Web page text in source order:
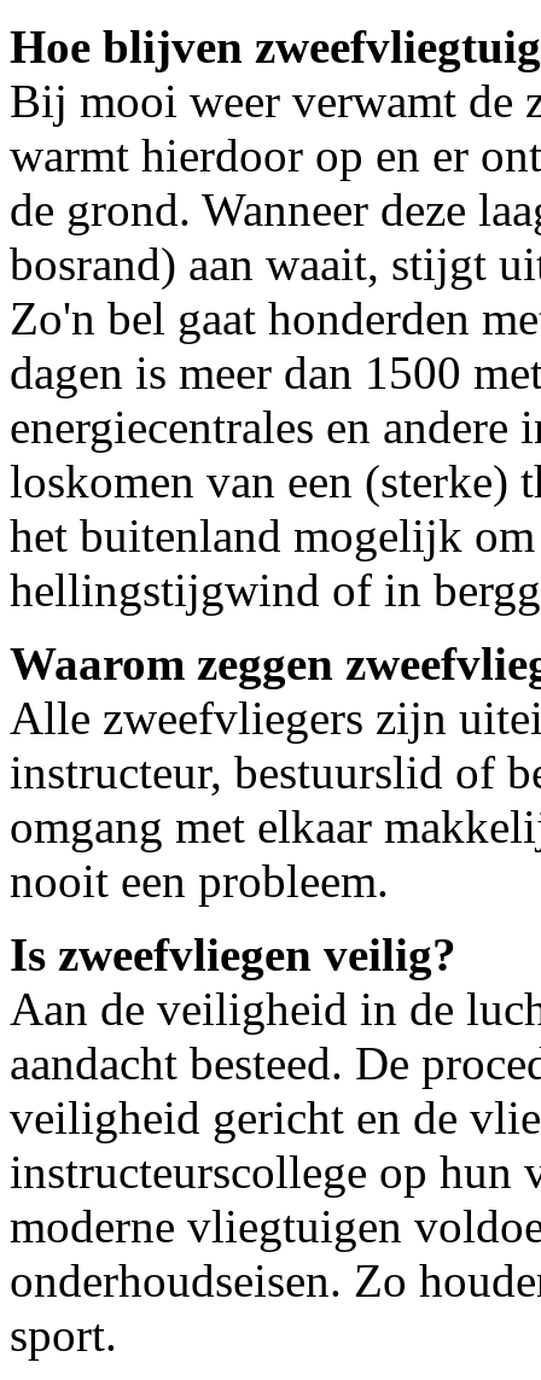
Hoe blijven
Bij mooi weer verwamt de
warmt hierdoor op en er
de grond. Wanneer deze
bosrand) aan waait, stijgt
Zo'n bel gaat honderden
dagen is meer dan 1500
energiecentrales en
loskomen van een (sterke)
het buitenland mogelijk
hellingstijgwind of in
Waarom zeggen
Alle zweefvliegers zijn
instructeur, bestuurslid of
omgang met elkaar
nooit een probleem.
Is zweefvliegen veilig?
Aan de veiligheid in de
aandacht besteed. De
veiligheid gericht en de
instructeurscollege op hun
moderne vliegtuigen
onderhoudseisen. Zo
sport.